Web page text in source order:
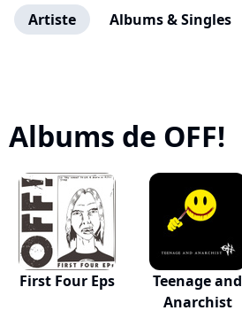
Artiste Albums & Singles
Albums de OFF!
First Four Eps
Teenage and
Anarchist